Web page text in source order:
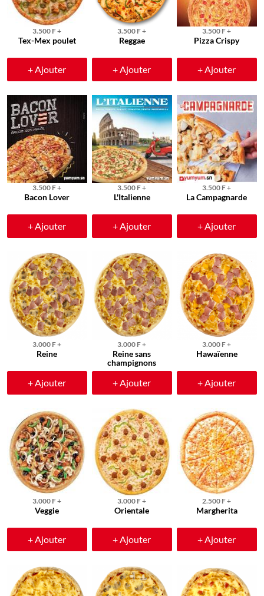
3.500 F +
Tex-Mex poulet
+ Ajouter
3.500 F +
Reggae
+ Ajouter
3.500 F +
Pizza Crispy
+ Ajouter
3.500 F +
Bacon Lover
+ Ajouter
3.500 F +
L'Italienne
+ Ajouter
3.500 F +
La Campagnarde
+ Ajouter
3.000 F +
Reine
+ Ajouter
3.000 F +
Reine sans
champignons
+ Ajouter
3.000 F +
Hawaïenne
+ Ajouter
3.000 F +
Veggie
+ Ajouter
3.000 F +
Orientale
+ Ajouter
2.500 F +
Margherita
+ Ajouter